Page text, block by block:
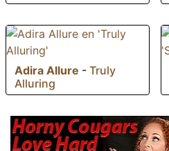
Adira Allure - Truly
Alluring